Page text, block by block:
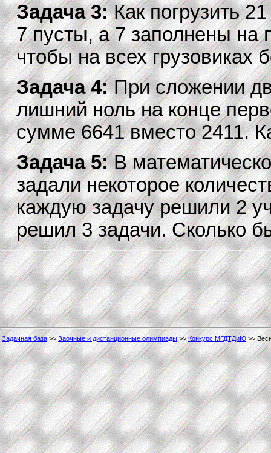
Задача 3:Как погрузить
7 пусты, а 7 заполнены на
чтобы на всех грузовиках
Задача 4:При сложении
лишний ноль на конце
сумме 6641 вместо 2411.
Задача 5:В
задали некоторое
каждую задачу решили 2
решил 3 задачи. Сколько
Задачная база>> Заочные и дистанционные олимпиады >>Конкурс МГДТДиЮ >>